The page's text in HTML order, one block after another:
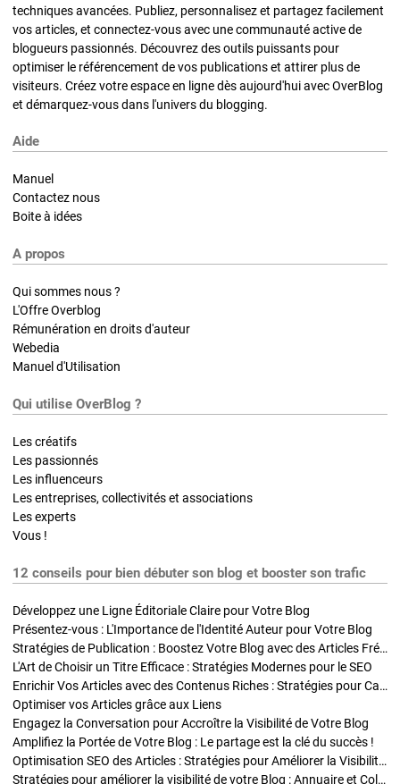
techniques avancées. Publiez, personnalisez et partagez facilement
vos articles, et connectez-vous avec une communauté active de
blogueurs passionnés. Découvrez des outils puissants pour
optimiser le référencement de vos publications et attirer plus de
visiteurs. Créez votre espace en ligne dès aujourd'hui avec OverBlog
et démarquez-vous dans l'univers du blogging.
Aide
Manuel
Contactez nous
Boite à idées
A propos
Qui sommes nous ?
L'Offre Overblog
Rémunération en droits d'auteur
Webedia
Manuel d'Utilisation
Qui utilise OverBlog ?
Les créatifs
Les passionnés
Les influenceurs
Les entreprises, collectivités et associations
Les experts
Vous !
12 conseils pour bien débuter son blog et booster son trafic
Développez une Ligne Éditoriale Claire pour Votre Blog
Présentez-vous : L'Importance de l'Identité Auteur pour Votre Blog
Stratégies de Publication : Boostez Votre Blog avec des Articles Fréquents et Exclusifs
L'Art de Choisir un Titre Efficace : Stratégies Modernes pour le SEO
Enrichir Vos Articles avec des Contenus Riches : Stratégies pour Captiver et Optimiser
Optimiser vos Articles grâce aux Liens
Engagez la Conversation pour Accroître la Visibilité de Votre Blog
Amplifiez la Portée de Votre Blog : Le partage est la clé du succès !
Optimisation SEO des Articles : Stratégies pour Améliorer la Visibilité de Votre Blog
Stratégies pour améliorer la visibilité de votre Blog : Annuaire et Collaborations